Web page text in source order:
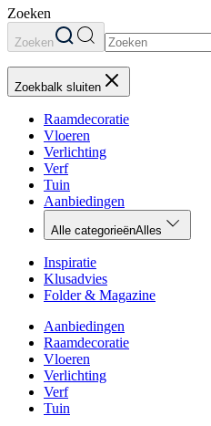
Zoeken
Zoeken
Zoekbalk sluiten
Raamdecoratie
Vloeren
Verlichting
Verf
Tuin
Aanbiedingen
Alle categorieënAlles
Inspiratie
Klusadvies
Folder & Magazine
Aanbiedingen
Raamdecoratie
Vloeren
Verlichting
Verf
Tuin